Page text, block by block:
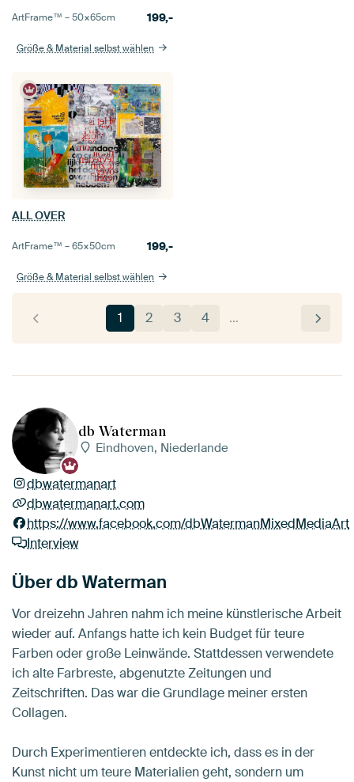
ArtFrame™ –50×65cm 199,-
Größe & Material selbst wählen
ALL OVER
ArtFrame™ –65×50cm 199,-
Größe & Material selbst wählen
1 2 3 4 …
db Waterman
Eindhoven, Niederlande
dbwatermanart
dbwatermanart.com
https://www.facebook.com/dbWatermanMixedMediaArt
Interview
Über db Waterman
Vor dreizehn Jahren nahm ich meine künstlerische Arbeit
wieder auf. Anfangs hatte ich kein Budget für teure
Farben oder große Leinwände. Stattdessen verwendete
ich alte Farbreste, abgenutzte Zeitungen und
Zeitschriften. Das war die Grundlage meiner ersten
Collagen.
Durch Experimentieren entdeckte ich, dass es in der
Kunst nicht um teure Materialien geht, sondern um